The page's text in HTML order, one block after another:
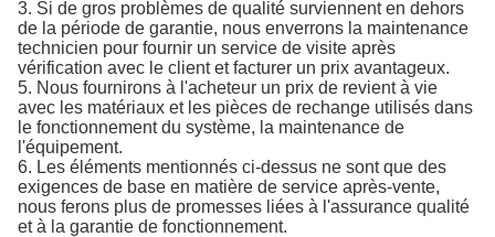
3. Si de gros problèmes de qualité surviennent en dehors
de la période de garantie, nous enverrons la maintenance
technicien pour fournir un service de visite après
vérification avec le client et facturer un prix avantageux.
5. Nous fournirons à l'acheteur un prix de revient à vie
avec les matériaux et les pièces de rechange utilisés dans
le fonctionnement du système, la maintenance de
l'équipement.
6. Les éléments mentionnés ci-dessus ne sont que des
exigences de base en matière de service après-vente,
nous ferons plus de promesses liées à l'assurance qualité
et à la garantie de fonctionnement.